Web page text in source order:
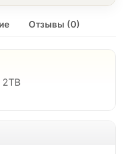
Отзывы (0)